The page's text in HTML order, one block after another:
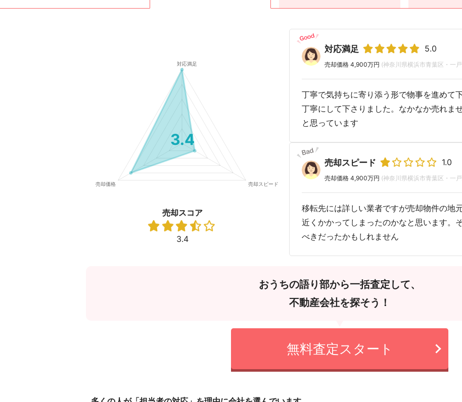
3.4
売却スコア
3.4
対応満足 5.0
売却価格 4,900万円 (神奈川県横浜市青葉区・一
丁寧で気持ちに寄り添う形で物事を進めて
丁寧にして下さりました。なかなか売れま
と思っています
売却スピード 1.0
売却価格 4,900万円 (神奈川県横浜市青葉区・一
移転先には詳しい業者ですが売却物件の地
近くかかってしまったのかなと思います。
べきだったかもしれません
おうちの語り部から一括査定して、
不動産会社を探そう！
無料査定スタート